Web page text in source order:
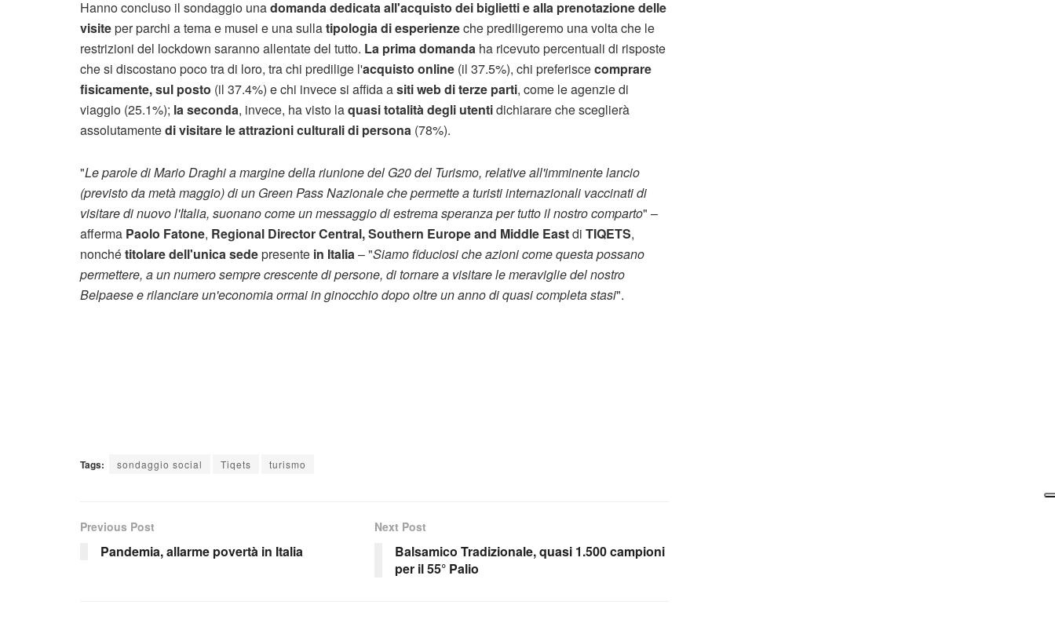
Hanno concluso il sondaggio unadomanda dedicata all'acquisto dei biglietti e alla prenotazione delle
visiteper parchi a tema e musei e una sullatipologia di esperienzeche prediligeremo una volta che le
restrizioni del lockdown saranno allentate del tutto. La prima domanda ha ricevuto percentuali di risposte
che si discostano poco tra di loro, tra chi predilige l'acquisto online (il 37.5%), chi preferiscecomprare
fisicamente, sul posto (il 37.4%) e chi invece si affida asiti web di terze parti, come le agenzie di
viaggio (25.1%); la seconda, invece, ha visto laquasi totalità degli utentidichiarare che sceglierà
assolutamentedi visitare le attrazioni culturali di persona (78%).
"Le parole di Mario Draghi a margine della riunione del G20 del Turismo, relative all'imminente lancio
(previsto da metà maggio) di un Green Pass Nazionale che permette a turisti internazionali vaccinati di
visitare di nuovo l'Italia, suonano come un messaggio di estrema speranza per tutto il nostro comparto" –
afferma Paolo Fatone, Regional Director Central, Southern Europe and Middle Eastdi TIQETS,
nonchétitolare dell'unica sedepresente in Italia– "Siamo fiduciosi che azioni come questa possano
permettere, a un numero sempre crescente di persone, di tornare a visitare le meraviglie del nostro
Belpaese e rilanciare un'economia ormai in ginocchio dopo oltre un anno di quasi completa stasi".
Tags: sondaggio social Tiqets turismo
Previous Post
Pandemia, allarme povertà in Italia
Next Post
Balsamico Tradizionale, quasi 1.500 campioni
per il 55° Palio